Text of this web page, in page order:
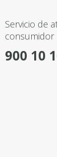
Servicio de
consumidor
900 10